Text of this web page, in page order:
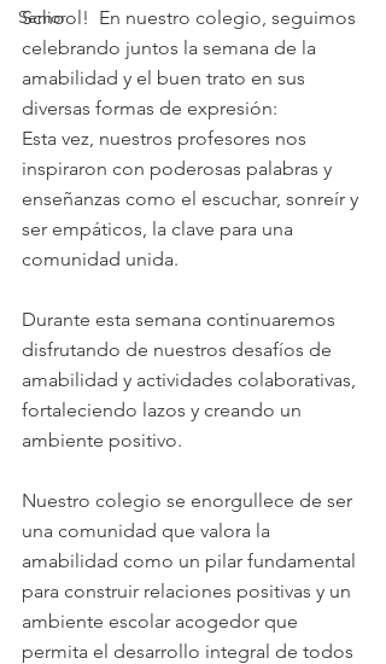
Senior
School!  En nuestro colegio, seguimos
celebrando juntos la semana de la
amabilidad y el buen trato en sus
diversas formas de expresión:
Esta vez, nuestros profesores nos
inspiraron con poderosas palabras y
enseñanzas como el escuchar, sonreír y
ser empáticos, la clave para una
comunidad unida.
Durante esta semana continuaremos
disfrutando de nuestros desafíos de
amabilidad y actividades colaborativas,
fortaleciendo lazos y creando un
ambiente positivo.
Nuestro colegio se enorgullece de ser
una comunidad que valora la
amabilidad como un pilar fundamental
para construir relaciones positivas y un
ambiente escolar acogedor que
permita el desarrollo integral de todos